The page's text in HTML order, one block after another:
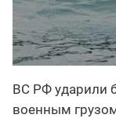
ВС РФ ударили
военным